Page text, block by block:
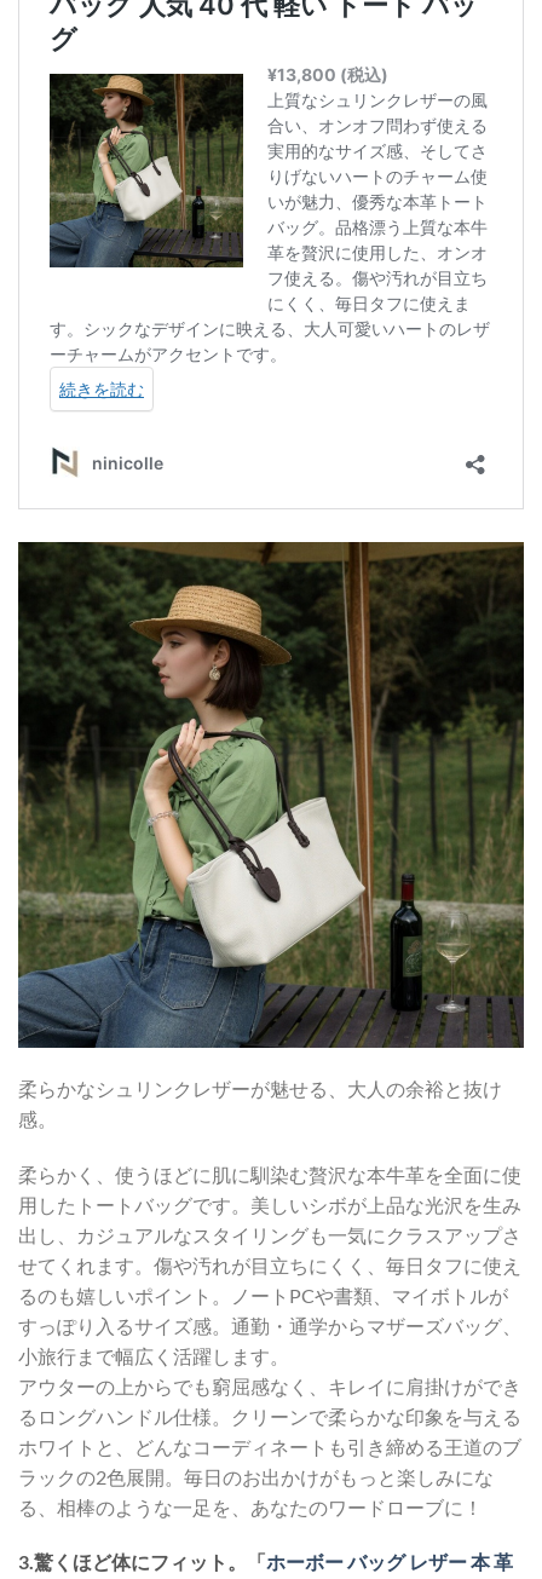
柔らかなシュリンクレザーが魅せる、大人の余裕と抜け
感。
柔らかく、使うほどに肌に馴染む贅沢な本牛革を全面に使
用したトートバッグです。美しいシボが上品な光沢を生み
出し、カジュアルなスタイリングも一気にクラスアップさ
せてくれます。傷や汚れが目立ちにくく、毎日タフに使え
るのも嬉しいポイント。ノートPCや書類、マイボトルが
すっぽり入るサイズ感。通勤・通学からマザーズバッグ、
小旅行まで幅広く活躍します。
アウターの上からでも窮屈感なく、キレイに肩掛けができ
るロングハンドル仕様。クリーンで柔らかな印象を与える
ホワイトと、どんなコーディネートも引き締める王道のブ
ラックの2色展開。毎日のお出かけがもっと楽しみにな
る、相棒のような一足を、あなたのワードローブに！
3.驚くほど体にフィット。「ホーボー バッグ レザー 本 革